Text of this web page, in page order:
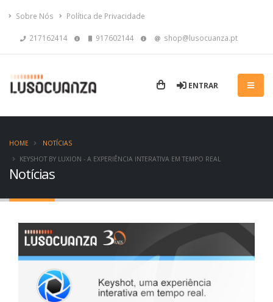
Sobre Nós Política de Privacidade
217162414 917602144 shop@lusocuanza.pt
ENTRAR
Notícias
HOME
NOTÍCIAS
KEYSHOT BY LUXION - A EXPERIÊNCIA INTERATIVA EM TEMPO REAL